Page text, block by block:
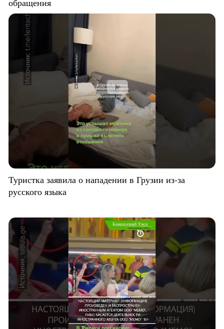
Туристка заявила о нападении в Грузии из-за
русского языка